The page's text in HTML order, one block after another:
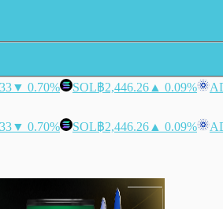
▼ 0.70% SOL฿2,446.26 ▲ 0.09%
▼ 0.70% SOL฿2,446.26 ▲ 0.09%